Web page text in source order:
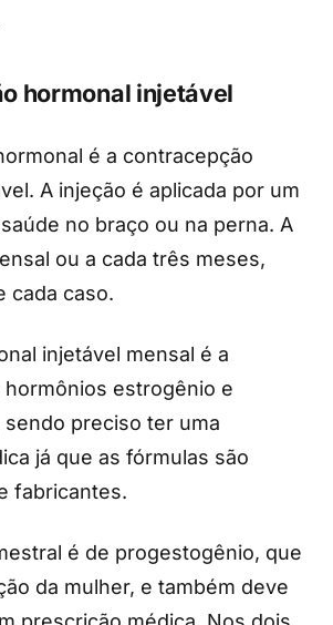
hormonal injetável
é a contracepção
A injeção é aplicada por um
no braço ou na perna. A
ou a cada três meses,
cada caso.
injetável mensal é a
hormônios estrogênio e
preciso ter uma
já que as fórmulas são
fabricantes.
é de progestogênio, que
da mulher, e também deve